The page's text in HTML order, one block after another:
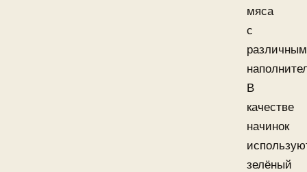
мяса
с
В
качестве
начинок
зелёный